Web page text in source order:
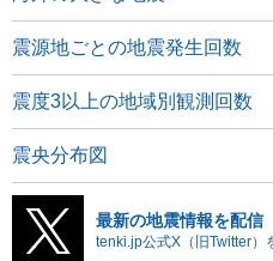
震源地ごとの地震発生回数
震度3以上の地域別観測回数
震央分布図
最新の地震情報を配信
tenki.jp公式X（旧Twitter）